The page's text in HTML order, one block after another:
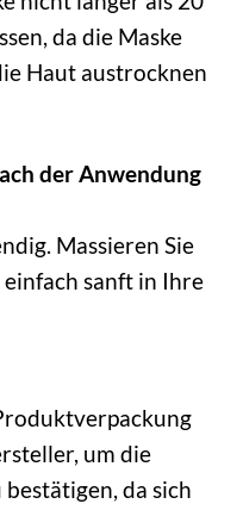
da die Maske
Haut austrocknen
der Anwendung
Massieren Sie
sanft in Ihre
um die
da sich